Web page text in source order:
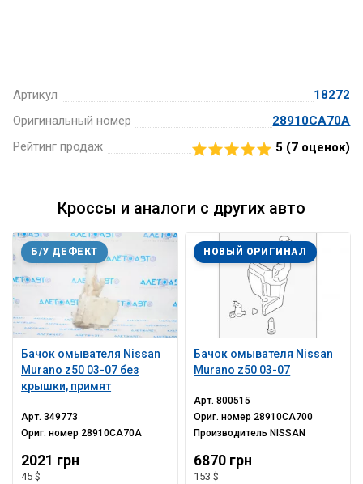
Артикул
18272
Оригинальный номер
28910CA70A
Рейтинг продаж
5 (7 оценок)
Кроссы и аналоги с других авто
Бачок омывателя Nissan
Murano z50 03-07 без
крышки, примят
Б/У ДЕФЕКТ
Арт.349773
Ориг. номер 28910CA70A
2021 грн
45 $
Бачок омывателя Nissan
Murano z50 03-07
НОВЫЙ ОРИГИНАЛ
Арт.800515
Ориг. номер 28910CA700
Производитель NISSAN
6870 грн
153 $